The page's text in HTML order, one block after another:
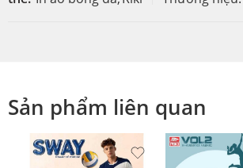
Sản phẩm liên quan